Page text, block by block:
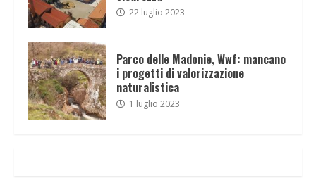
22 luglio 2023
Parco delle Madonie, Wwf: mancano
i progetti di valorizzazione
naturalistica
1 luglio 2023